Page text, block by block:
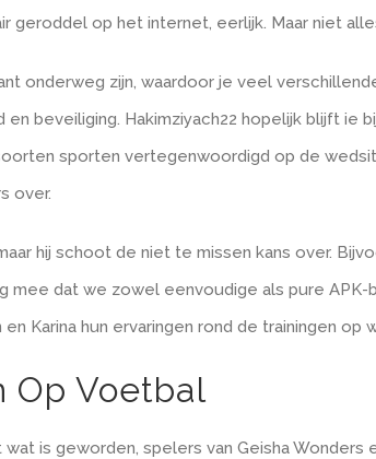
op het internet, eerlijk. Maar niet
onderweg zijn, waardoor je veel
beveiliging. Hakimziyach22 hopelijk blijft ie
sporten vertegenwoordigd op de
over.
hij schoot de niet te missen kans over.
mee dat we zowel eenvoudige als pure
Karina hun ervaringen rond de trainingen op
Op Voetbal
is geworden, spelers van Geisha Wonders